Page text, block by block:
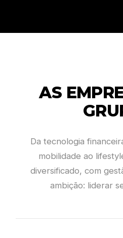
AS
Da tecnologia
mobilidade ao
diversificado, com
ambição: liderar